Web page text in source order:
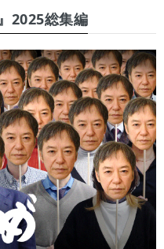
2025総集編